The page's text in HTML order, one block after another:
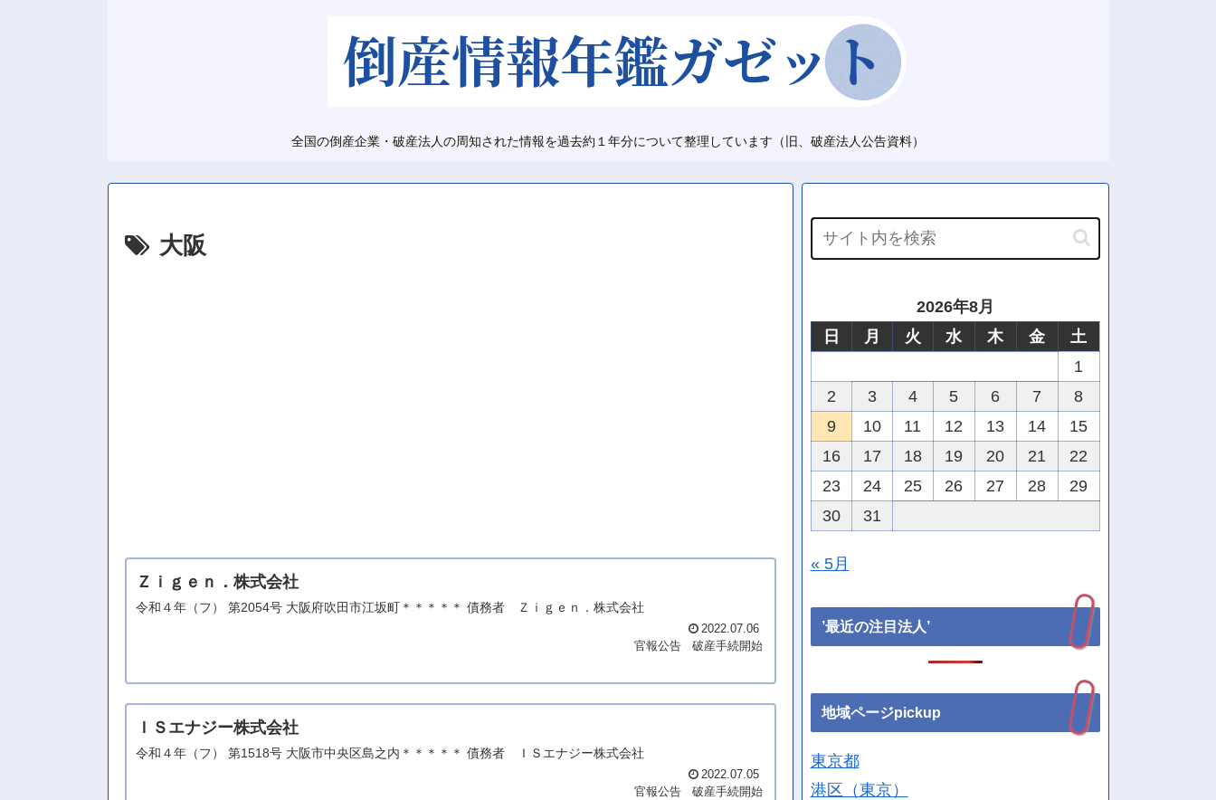
全国の倒産企業・破産法人の周知された情報を過去約１年分について整理しています（旧、破産法人公告資料）
大阪
Ｚｉｇｅｎ．株式会社
令和４年（フ） 第2054号 大阪府吹田市江坂町＊＊＊＊＊ 債務者 Ｚｉｇｅｎ．株式会社
2022.07.06
官報公告
破産手続開始
ＩＳエナジー株式会社
令和４年（フ） 第1518号 大阪市中央区島之内＊＊＊＊＊ 債務者 ＩＳエナジー株式会社
2022.07.05
官報公告
破産手続開始
2026年8月
日
月 火 水 木 金
土
1
2
3 4 5 6 7
8
9
10 11 12 13 14
15
16
17 18 19 20 21
22
23
24 25 26 27 28
29
30
31
« 5月
’最近の注目法人’
地域ページpickup
東京都
港区（東京）